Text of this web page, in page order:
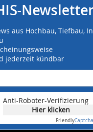
aus Hochbau, Tiefbau,
jederzeit kündbar
Anti-Roboter-Verifizierung
Hier klicken
Friendly